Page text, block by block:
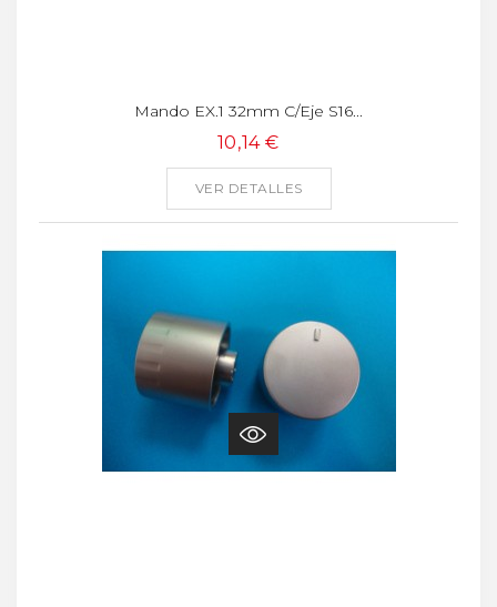
Mando EX.1 32mm C/eje S16...
10,14 €
VER DETALLES